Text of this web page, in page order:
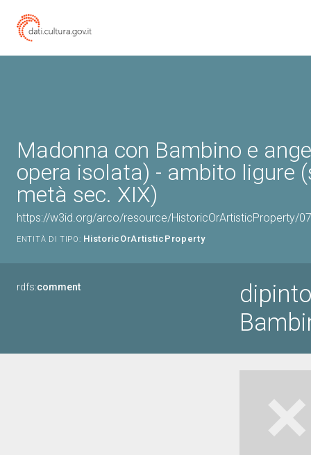
Madonna con Bambino e
opera isolata) - ambito ligure
metà sec. XIX)
https://w3id.org/arco/resource/HistoricOrArtisticProperty/
ENTITÀ DI TIPO: HistoricOrArtisticProperty
rdfs:comment